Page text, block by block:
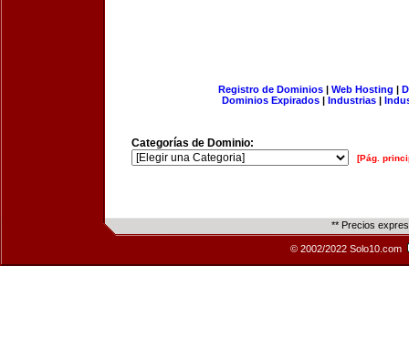
Registro de Dominios| Web Hosting |
Dominios Expirados | Industrias |
Categorías de Dominio:
[Pág.
** Precios
© 2002/2022 Solo10.com